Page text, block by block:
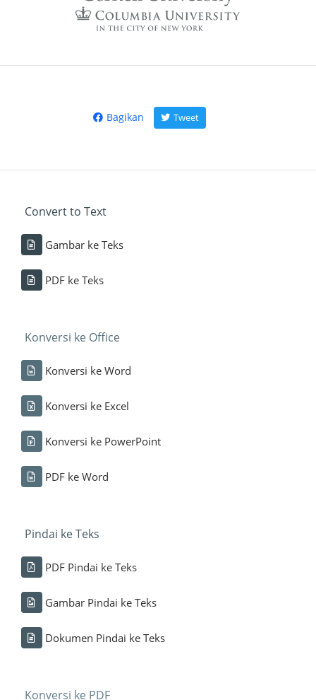
Bagikan Tweet
Convert to Text
Gambar ke Teks
PDF ke Teks
Konversi ke Office
Konversi ke Word
Konversi ke Excel
Konversi ke PowerPoint
PDF ke Word
Pindai ke Teks
PDF Pindai ke Teks
Gambar Pindai ke Teks
Dokumen Pindai ke Teks
Konversi ke PDF